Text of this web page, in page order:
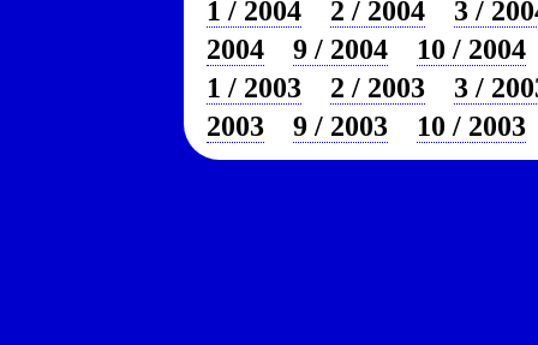
1 / 2004 2 / 2004
3 /
2004
9 / 2004
10 / 2004
1 / 2003
2 / 2003
3 /
2003
9 / 2003 10 / 2003